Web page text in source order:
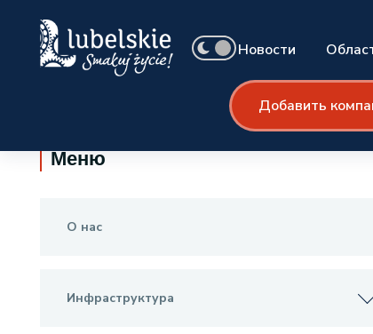
Новости
Добавить
Меню
О нас
Инфраструктура